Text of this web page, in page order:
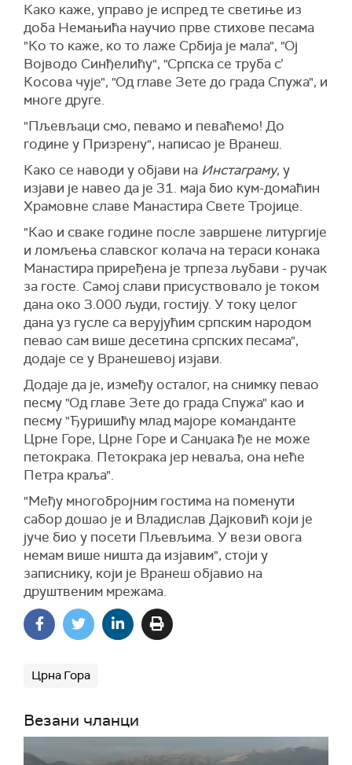
Како каже, управо је испред те светиње из
доба Немањића научио прве стихове песама
"Ко то каже, ко то лаже Србија је мала", "Ој
Војводо Синђелићу", "Српска се труба с’
Косова чује", "Од главе Зете до града Спужа", и
многе друге.
"Пљевљаци смо, певамо и певаћемо! До
године у Призрену", написао је Вранеш.
Како се наводи у објави на Инстаграму, у
изјави је навео да је 31. маја био кум-домаћин
Храмовне славе Манастира Свете Тројице.
"Као и сваке године после завршене литургије
и ломљења славског колача на тераси конака
Манастира приређена је трпеза љубави - ручак
за госте. Самој слави присуствовало је током
дана око 3.000 људи, гостију. У току целог
дана уз гусле са верујућим српским народом
певао сам више десетина српских песама",
додаје се у Вранешевој изјави.
Додаје да је, између осталог, на снимку певао
песму "Од главе Зете до града Спужа" као и
песму "Ђуришићу млад мајоре команданте
Црне Горе, Црне Горе и Санџака ђе не може
петокрака. Петокрака јер неваља, она неће
Петра краља".
"Међу многобројним гостима на поменути
сабор дошао је и Владислав Дајковић који је
јуче био у посети Пљевљима. У вези овога
немам више ништа да изјавим", стоји у
записнику, који је Вранеш објавио на
друштвеним мрежама.
Црна Гора
Везани чланци